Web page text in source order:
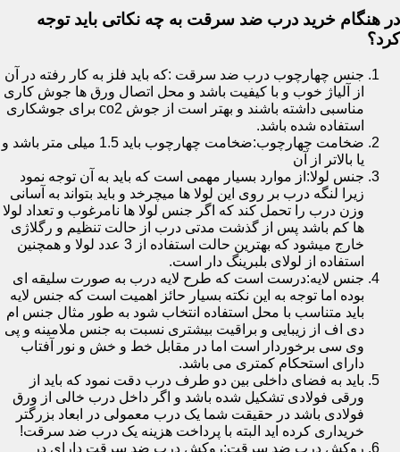
در هنگام خرید درب ضد سرقت به چه نکاتی باید توجه
کرد؟
جنس چهارچوب درب ضد سرقت :که باید فلز به کار رفته در آن
از آلیاژ خوب و با کیفیت باشد و محل اتصال ورق ها جوش کاری
مناسبی داشته باشند و بهتر است از جوش co2 برای جوشکاری
استفاده شده باشد.
ضخامت چهارچوب:ضخامت چهارچوب باید 1.5 میلی متر باشد و
یا بالاتر از آن
جنس لولا:از موارد بسیار مهمی است که باید به آن توجه نمود
زیرا لنگه درب بر روی این لولا ها میچرخد و باید بتواند به آسانی
وزن درب را تحمل کند که اگر جنس لولا ها نامرغوب و تعداد لولا
ها کم باشد پس از گذشت مدتی درب از حالت تنظیم و رگلاژی
خارج میشود که بهترین حالت استفاده از 3 عدد لولا و همچنین
استفاده از لولای بلبرینگ دار است.
جنس لایه:درست است که طرح لایه درب به صورت سلیقه ای
بوده اما توجه به این نکته بسیار حائز اهمیت است که جنس لایه
باید متناسب با محل استفاده انتخاب شود به طور مثال جنس ام
دی اف از زیبایی و براقیت بیشتری نسبت به جنس ملامینه و پی
وی سی برخوردار است اما در مقابل خط و خش و نور آفتاب
دارای استحکام کمتری می باشد.
باید به فضای داخلی بین دو طرف درب دقت نمود که باید از
ورقی فولادی تشکیل شده باشد و اگر داخل درب خالی از ورق
فولادی باشد در حقیقت شما یک درب معمولی در ابعاد بزرگتر
خریداری کرده اید البته با پرداخت هزینه یک درب ضد سرقت!
روکش درب ضد سرقت:روکش درب ضد سرقت دارای در